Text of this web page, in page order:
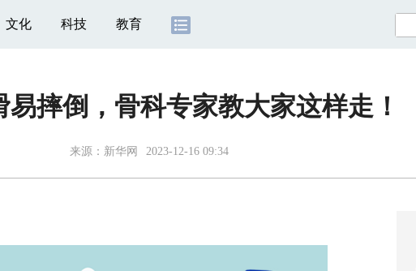
文化 科技 教育
易摔倒，骨科专家教大家这样走！
来源： 新华网 2023-12-16 09:34